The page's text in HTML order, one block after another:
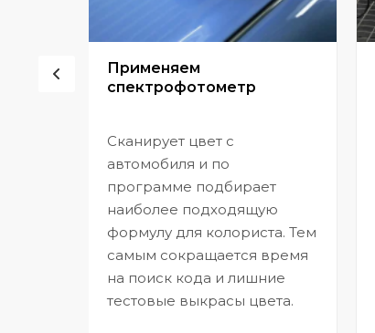
Применяем
спектрофотометр
Сканирует цвет с
автомобиля и по
программе подбирает
наиболее подходящую
формулу для колориста. Тем
самым сокращается время
на поиск кода и лишние
тестовые выкрасы цвета.